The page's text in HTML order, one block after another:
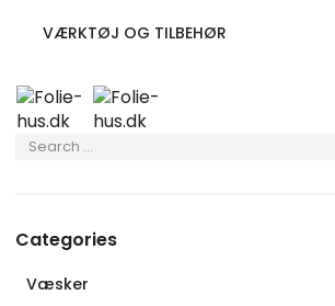
VÆRKTØJ OG TILBEHØR
Categories
Væsker